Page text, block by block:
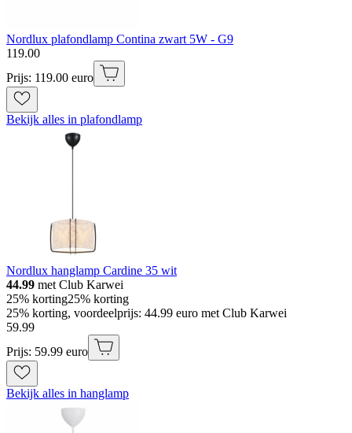
Nordlux plafondlamp Contina zwart 5W - G9
119.00
Prijs: 119.00 euro
Bekijk alles in plafondlamp
Nordlux hanglamp Cardine 35 wit
44.99 met Club Karwei
25% korting25% korting
25% korting, voordeelprijs: 44.99 euro met Club Karwei
59.99
Prijs: 59.99 euro
Bekijk alles in hanglamp